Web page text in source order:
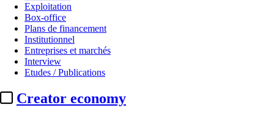
Exploitation
Box-office
Plans de financement
Institutionnel
Entreprises et marchés
Interview
Etudes / Publications
Creator economy